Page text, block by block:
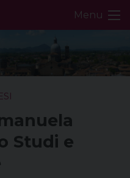
Menu
Studi e